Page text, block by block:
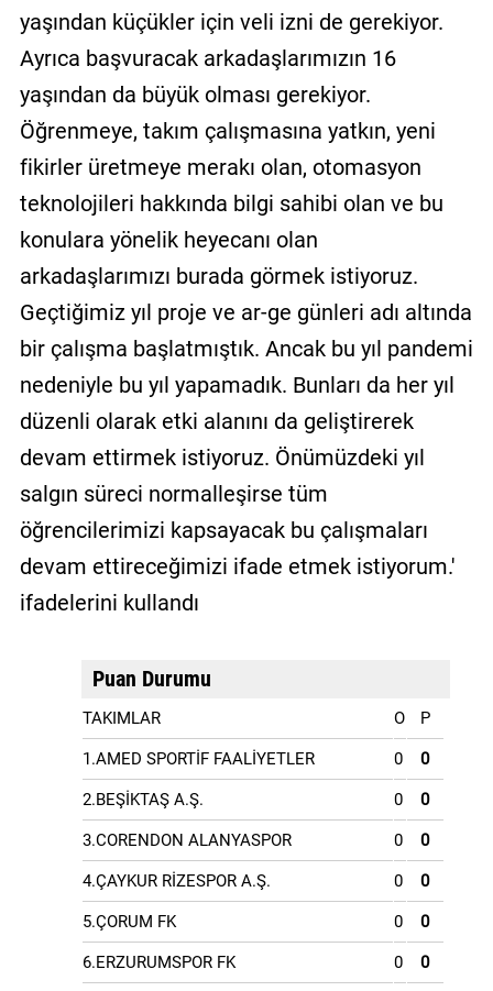
yaşından küçükler için veli izni de gerekiyor.
Ayrıca başvuracak arkadaşlarımızın 16
yaşından da büyük olması gerekiyor.
Öğrenmeye, takım çalışmasına yatkın, yeni
fikirler üretmeye merakı olan, otomasyon
teknolojileri hakkında bilgi sahibi olan ve bu
konulara yönelik heyecanı olan
arkadaşlarımızı burada görmek istiyoruz.
Geçtiğimiz yıl proje ve ar-ge günleri adı altında
bir çalışma başlatmıştık. Ancak bu yıl pandemi
nedeniyle bu yıl yapamadık. Bunları da her yıl
düzenli olarak etki alanını da geliştirerek
devam ettirmek istiyoruz. Önümüzdeki yıl
salgın süreci normalleşirse tüm
öğrencilerimizi kapsayacak bu çalışmaları
devam ettireceğimizi ifade etmek istiyorum.'
ifadelerini kullandı
Puan Durumu
TAKIMLAR O P
1.AMED SPORTİF FAALİYETLER 0 0
2.BEŞİKTAŞ A.Ş. 0 0
3.CORENDON ALANYASPOR 0 0
4.ÇAYKUR RİZESPOR A.Ş. 0 0
5.ÇORUM FK 0 0
6.ERZURUMSPOR FK 0 0